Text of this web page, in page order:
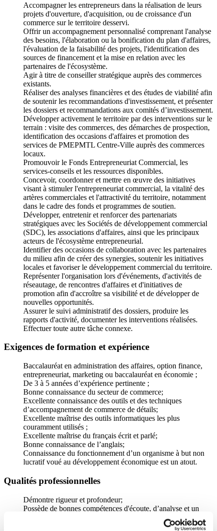
Accompagner les entrepreneurs dans la réalisation de leurs
projets d'ouverture, d'acquisition, ou de croissance d'un
commerce sur le territoire desservi.
Offrir un accompagnement personnalisé comprenant l'analyse
des besoins, l'élaboration ou la bonification du plan d'affaires,
l'évaluation de la faisabilité des projets, l'identification des
sources de financement et la mise en relation avec les
partenaires de l'écosystème.
Agir à titre de conseiller stratégique auprès des commerces
existants.
Réaliser des analyses financières et des études de viabilité afin
de soutenir les recommandations d'investissement, et présenter
les dossiers et recommandations aux comités d’investissement.
Développer activement le territoire par des interventions sur le
terrain : visite des commerces, des démarches de prospection,
identification des occasions d'affaires et promotion des
services de PMEPMTL Centre-Ville auprès des commerces
locaux.
Promouvoir le Fonds Entrepreneuriat Commercial, les
services-conseils et les ressources disponibles.
Concevoir, coordonner et mettre en œuvre des initiatives
visant à stimuler l'entrepreneuriat commercial, la vitalité des
artères commerciales et l'attractivité du territoire, notamment
dans le cadre des fonds et programmes de soutien.
Développer, entretenir et renforcer des partenariats
stratégiques avec les Sociétés de développement commercial
(SDC), les associations d'affaires, ainsi que les principaux
acteurs de l'écosystème entrepreneurial.
Identifier des occasions de collaboration avec les partenaires
du milieu afin de créer des synergies, soutenir les initiatives
locales et favoriser le développement commercial du territoire.
Représenter l'organisation lors d'événements, d'activités de
réseautage, de rencontres d'affaires et d'initiatives de
promotion afin d'accroître sa visibilité et de développer de
nouvelles opportunités.
Assurer le suivi administratif des dossiers, produire les
rapports d'activité, documenter les interventions réalisées.
Effectuer toute autre tâche connexe.
Exigences de formation et expérience
Baccalauréat en administration des affaires, option finance,
entrepreneuriat, marketing ou baccalauréat en économie ;
De 3 à 5 années d’expérience pertinente ;
Bonne connaissance du secteur de commerce;
Excellente connaissance des outils et des techniques
d’accompagnement de commerce de détails;
Excellente maîtrise des outils informatiques les plus
couramment utilisés ;
Excellente maîtrise du français écrit et parlé;
Bonne connaissance de l’anglais;
Connaissance du fonctionnement d’un organisme à but non
lucratif voué au développement économique est un atout.
Qualités professionnelles
Démontre rigueur et profondeur;
Possède de bonnes compétences d'écoute, d’analyse et un